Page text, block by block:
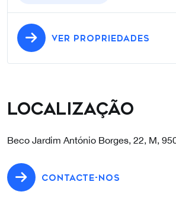
VER PROPRIEDADES
Localização
Beco Jardim António Borges, 22, M,
CONTACTE-NOS